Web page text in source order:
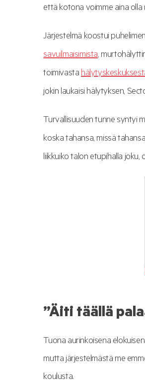
että kotona voimme aina olla
Järjestelmä koostui
savuilmaisimista,
toimivasta
jokin laukaisi hälytyksen,
Turvallisuuden tunne syntyi
koska tahansa, missä
liikkuiko talon etupihalla joku,
”Äiti täällä
Tuona aurinkoisena
mutta järjestelmästä me
koulusta.